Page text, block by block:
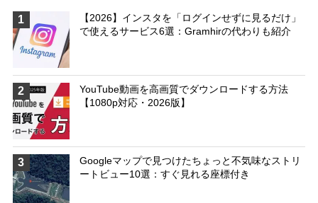
1
【2026】インスタを「ログインせずに見るだけ」
で使えるサービス6選：Gramhirの代わりも紹介
2
YouTube動画を高画質でダウンロードする方法
【1080p対応・2026版】
3
Googleマップで見つけたちょっと不気味なストリ
ートビュー10選：すぐ見れる座標付き